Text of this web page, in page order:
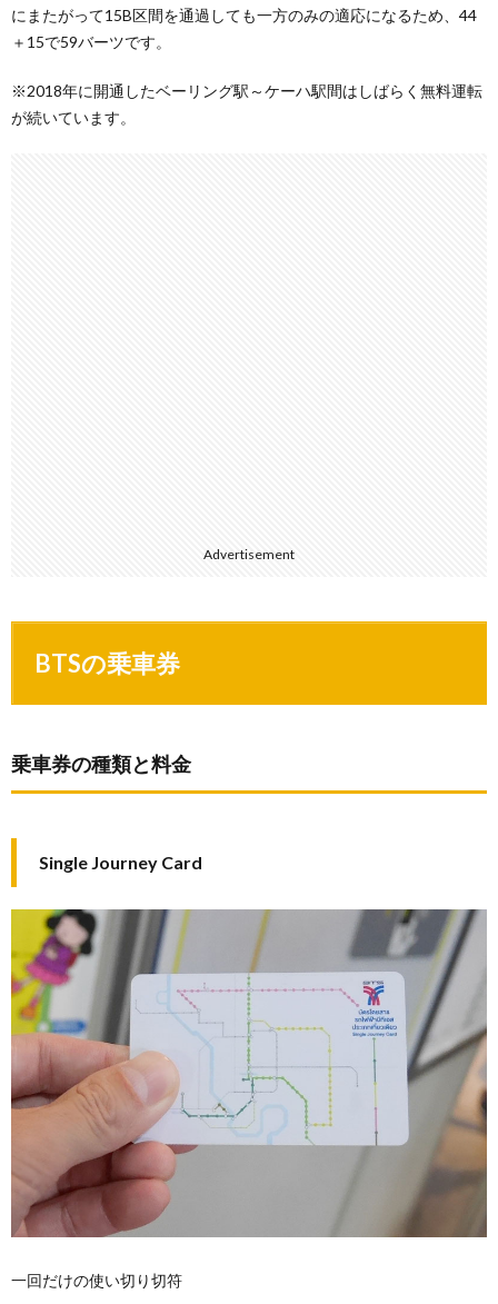
にまたがって15B区間を通過しても一方のみの適応になるため、44
＋15で59バーツです。
※2018年に開通したベーリング駅～ケーハ駅間はしばらく無料運転
が続いています。
Advertisement
BTSの乗車券
乗車券の種類と料金
Single Journey Card
一回だけの使い切り切符